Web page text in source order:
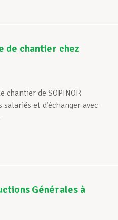
de chantier chez
chantier de SOPINOR
et d’échanger avec
Générales à